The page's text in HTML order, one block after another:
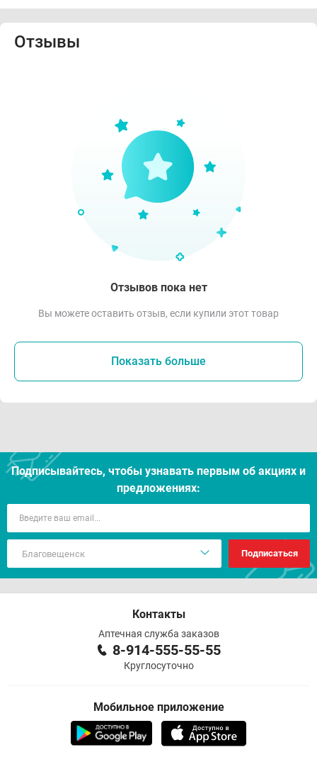
Отзывы
Отзывов пока нет
Вы можете оставить отзыв, если купили этот товар
Показать больше
Подписывайтесь, чтобы узнавать первым об акцияx и
предложениях:
Подписаться
Контакты
Аптечная служба заказов
8-914-555-55-55
Круглосуточно
Мобильное приложение